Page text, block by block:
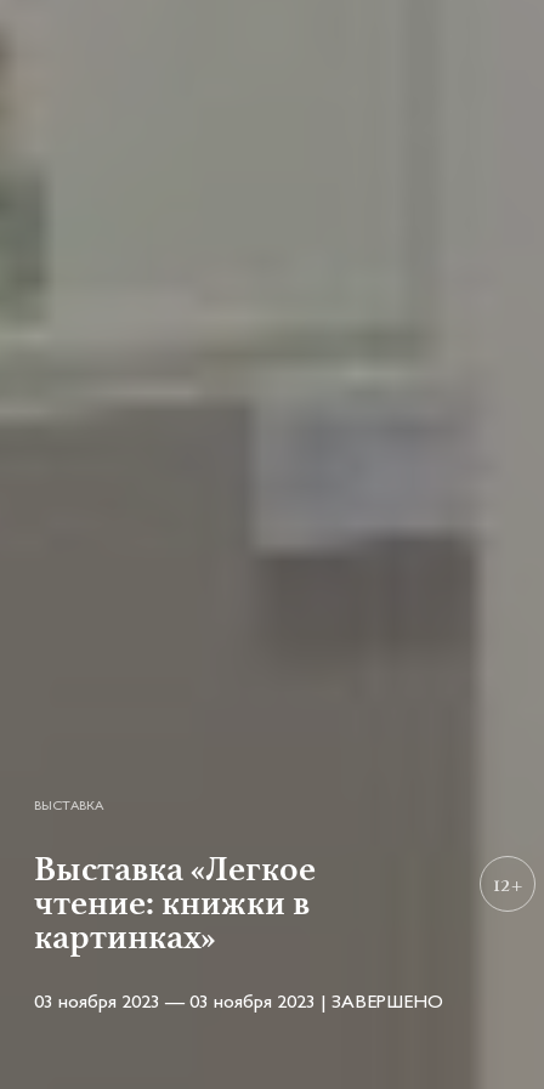
ВЫСТАВКА
Выставка «Легкое
чтение: книжки в
картинках»
03 ноября 2023 — 03 ноября 2023 | ЗАВЕРШЕНО
12+